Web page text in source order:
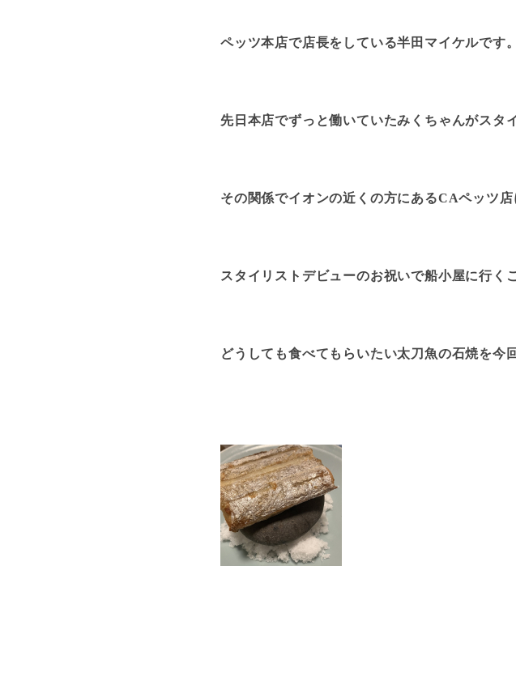
ペッツ本店で店長をしている半田マイケルです。
先日本店でずっと働いていたみくちゃんがスタ
その関係でイオンの近くの方にあるCAペッツ
スタイリストデビューのお祝いで船小屋に行く
どうしても食べてもらいたい太刀魚の石焼を今